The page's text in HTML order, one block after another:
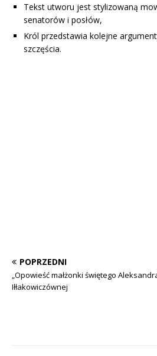
Tekst utworu jest stylizowaną
senatorów i posłów,
Król przedstawia kolejne
szczęścia.
POPRZEDNI
„Opowieść małżonki świętego
Iłłakowiczównej